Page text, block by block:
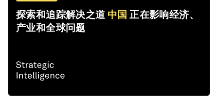
探索和追踪解决之道 中国 正在影响经济、
产业和全球问题